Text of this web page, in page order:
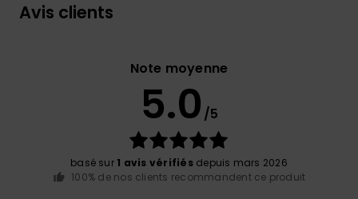
Avis clients
Note moyenne
5.0 /5
basé sur 1 avis vérifiésdepuis mars 2026
100% de nos clients recommandent ce produit